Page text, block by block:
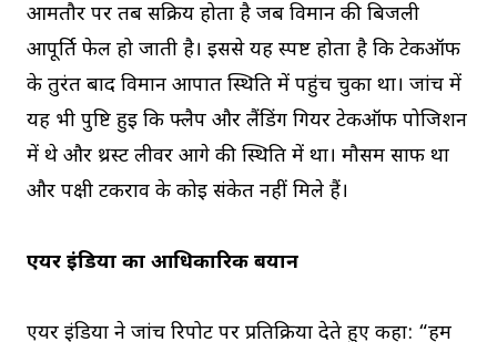
आमतौर पर तब सक्रिय होता है जब विमान की बिजली
आपूर्ति फेल हो जाती है। इससे यह स्पष्ट होता है कि टेकऑफ
के तुरंत बाद विमान आपात स्थिति में पहुंच चुका था। जांच में
यह भी पुष्टि हुई कि फ्लैप और लैंडिंग गियर टेकऑफ पोजिशन
में थे और थ्रस्ट लीवर आगे की स्थिति में था। मौसम साफ था
और पक्षी टकराव के कोई संकेत नहीं मिले हैं।
एयर इंडिया का आधिकारिक बयान
एयर इंडिया ने जांच रिपोर्ट पर प्रतिक्रिया देते हुए कहा: “हम